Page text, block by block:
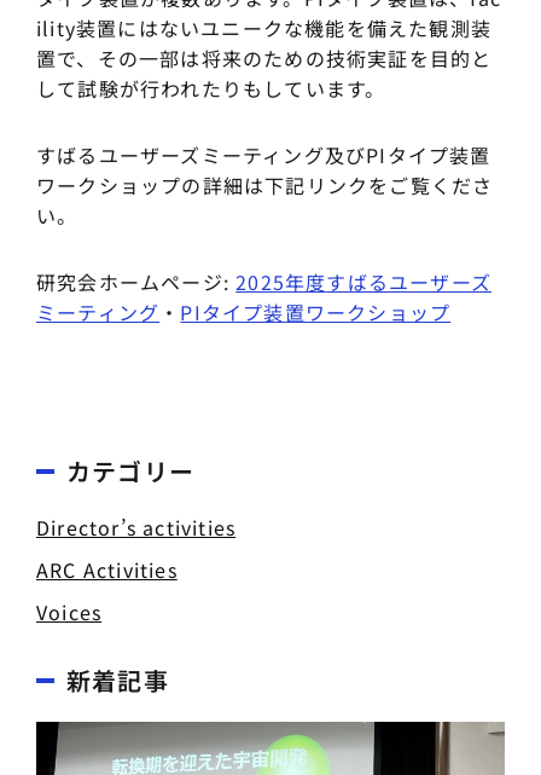
ility装置にはないユニークな機能を備えた観測装
置で、その一部は将来のための技術実証を目的と
して試験が行われたりもしています。
すばるユーザーズミーティング及びPIタイプ装置
ワークショップの詳細は下記リンクをご覧くださ
い。
研究会ホームページ:2025年度すばるユーザーズ
ミーティング ・ PIタイプ装置ワークショップ
カテゴリー
Director’s activities
ARC Activities
Voices
新着記事